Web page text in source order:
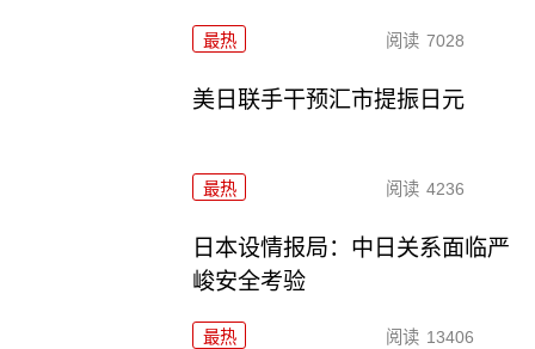
最热 阅读 7028
美日联手干预汇市提振日元
最热 阅读 4236
日本设情报局：中日关系面临严
峻安全考验
最热 阅读 13406